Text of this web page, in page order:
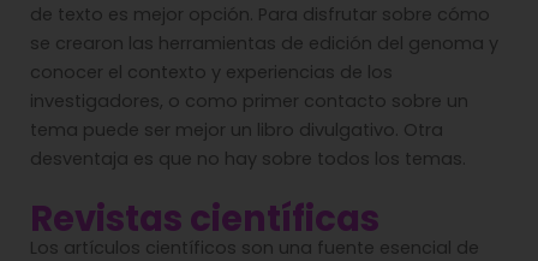
de texto es mejor opción. Para disfrutar sobre cómo
se crearon las herramientas de edición del genoma y
conocer el contexto y experiencias de los
investigadores, o como primer contacto sobre un
tema puede ser mejor un libro divulgativo. Otra
desventaja es que no hay sobre todos los temas.
Revistas científicas
Los artículos científicos son una fuente esencial de